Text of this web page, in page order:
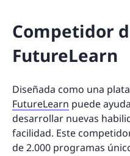
Competidor
FutureLearn
Diseñada como una
FutureLearn puede
desarrollar nuevas
facilidad. Este
de 2.000 programas